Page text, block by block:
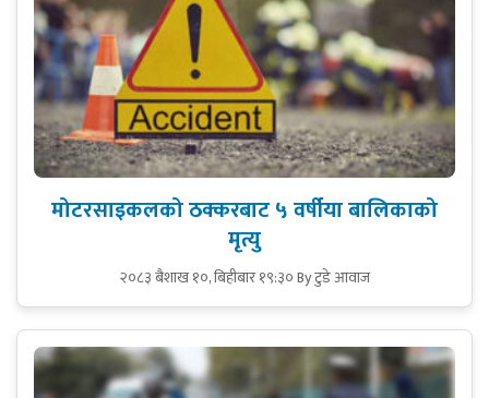
मोटरसाइकलको ठक्करबाट ५ वर्षीया बालिकाको
मृत्यु
२०८३ बैशाख १०, बिहीबार १९:३०By टुडे आवाज